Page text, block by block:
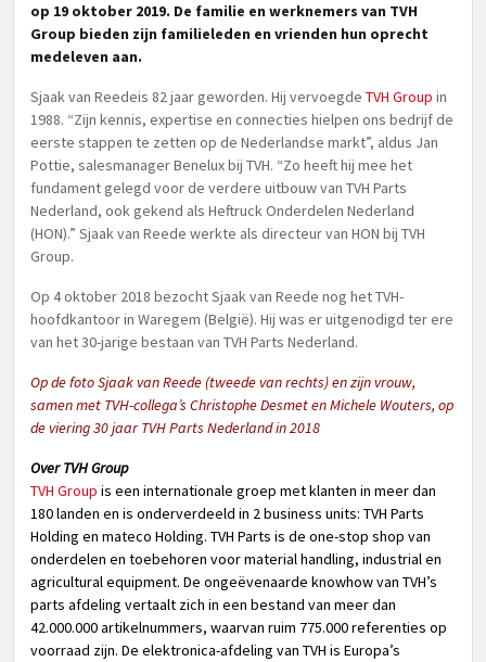
op 19 oktober 2019. De familie en werknemers van TVH
Group bieden zijn familieleden en vrienden hun oprecht
medeleven aan.
Sjaak van Reedeis 82 jaar geworden. Hij vervoegde TVH Group in
1988. “Zijn kennis, expertise en connecties hielpen ons bedrijf de
eerste stappen te zetten op de Nederlandse markt”, aldus Jan
Pottie, salesmanager Benelux bij TVH. “Zo heeft hij mee het
fundament gelegd voor de verdere uitbouw van TVH Parts
Nederland, ook gekend als Heftruck Onderdelen Nederland
(HON).” Sjaak van Reede werkte als directeur van HON bij TVH
Group.
Op 4 oktober 2018 bezocht Sjaak van Reede nog het TVH-
hoofdkantoor in Waregem (België). Hij was er uitgenodigd ter ere
van het 30-jarige bestaan van TVH Parts Nederland.
Op de foto Sjaak van Reede (tweede van rechts) en zijn vrouw,
samen met TVH-collega’s Christophe Desmet en Michele Wouters, op
de viering 30 jaar TVH Parts Nederland in 2018
Over TVH Group
TVH Group is een internationale groep met klanten in meer dan
180 landen en is onderverdeeld in 2 business units: TVH Parts
Holding en mateco Holding. TVH Parts is de one-stop shop van
onderdelen en toebehoren voor material handling, industrial en
agricultural equipment. De ongeëvenaarde knowhow van TVH’s
parts afdeling vertaalt zich in een bestand van meer dan
42.000.000 artikelnummers, waarvan ruim 775.000 referenties op
voorraad zijn. De elektronica-afdeling van TVH is Europa’s